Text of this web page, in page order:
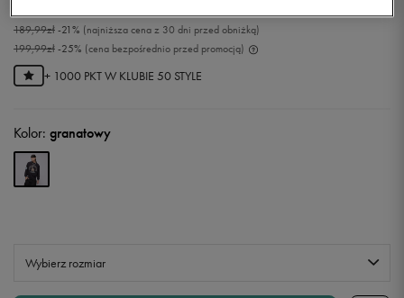
199,99zł-25% (cena bezpośrednio przed promocją)
189,99zł-21% (najniższa cena z 30 dni przed obniżką)
+ 1000 PKT W KLUBIE 50 STYLE
Kolor: granatowy
Wybierz rozmiar